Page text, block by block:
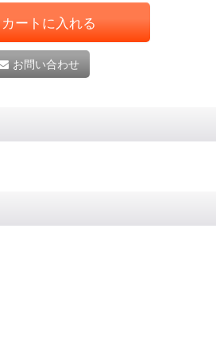
カートに入れる
お問い合わせ